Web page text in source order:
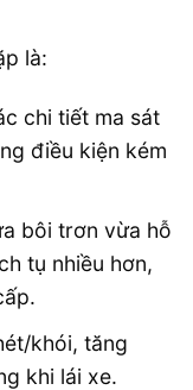
là:
chi tiết ma sát
điều kiện kém
bôi trơn vừa hỗ
tụ nhiều hơn,
khói, tăng
khi lái xe.